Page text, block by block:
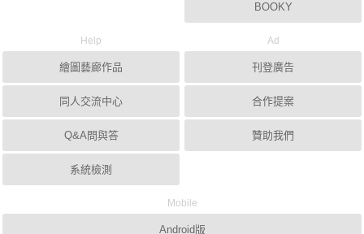
BOOKY
Help
繪圖藝廊作品
同人交流中心
Q&A問與答
系統檢測
Ad
刊登廣告
合作提案
贊助我們
Mobile
Android版